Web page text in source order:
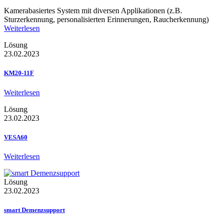
Kamerabasiertes System mit diversen Applikationen (z.B.
Sturzerkennung, personalisierten Erinnerungen, Raucherkennung)
Weiterlesen
Lösung
23.02.2023
KM20-11F
Weiterlesen
Lösung
23.02.2023
VESA60
Weiterlesen
Lösung
23.02.2023
smart Demenzsupport